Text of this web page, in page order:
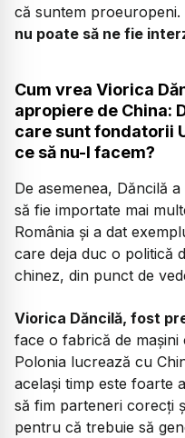
că suntem proeuropeni.
nu poate să ne fie
Cum vrea Viorica
apropiere de China:
care sunt fondatorii
ce să nu-l facem?
De asemenea, Dăncilă
să fie importate mai
România și a dat
care deja duc o politică
chinez, din punct de
Viorica Dăncilă, fost
face o fabrică de mașini
Polonia lucrează cu
același timp este foarte
să fim parteneri corecți
pentru că trebuie să